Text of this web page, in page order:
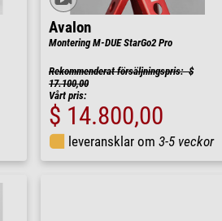
Avalon
Montering M-DUE StarGo2 Pro
Rekommenderat försäljningspris: $
17.100,00
Vårt pris:
$ 14.800,00
leveransklar om 3-5 veckor